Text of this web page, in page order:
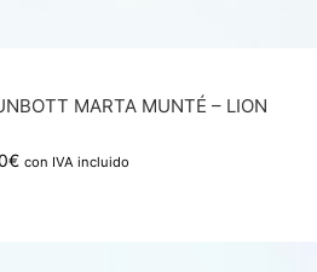
MARTA MUNTÉ – LION
€ con IVA incluido